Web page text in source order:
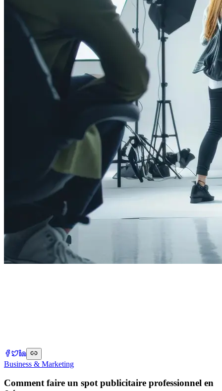
Business & Marketing
Comment faire un spot publicitaire professionnel en